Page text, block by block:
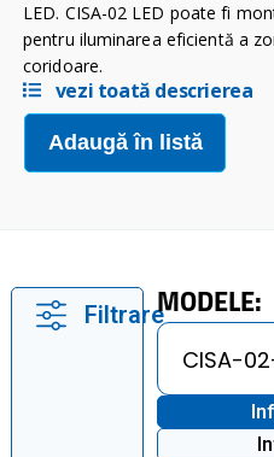
LED. CISA-02 LED poate fi
pentru iluminarea eficientă a
coridoare.
vezi toată descrierea
Adaugă în listă
FiltrareMODELE: